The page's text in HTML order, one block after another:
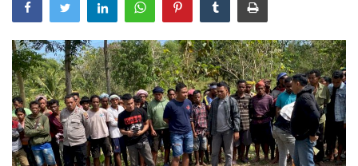
Lantas
Mitra Polisi
Satwil